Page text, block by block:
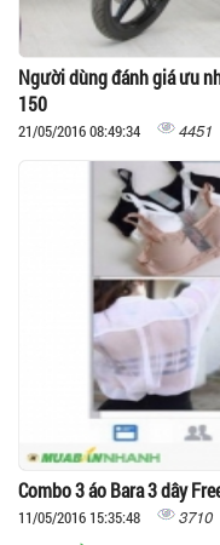
Người dùng đánh giá ưu
150
21/05/2016 08:49:34 4451
Combo 3 áo Bara 3 dây
11/05/2016 15:35:48 3710